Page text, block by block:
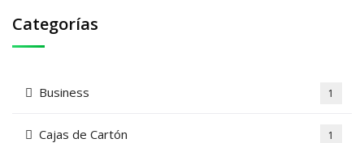
Categorías
Business 1
Cajas de Cartón 1